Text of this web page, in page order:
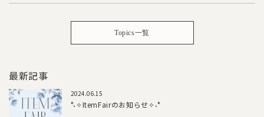
Topics一覧
最新記事
2024.06.15
°˖✧ItemFairのお知らせ✧˖°